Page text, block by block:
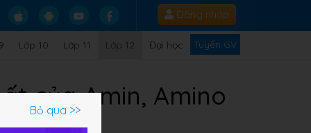
Đăng nhập
Lớp 10 Lớp 11 Lớp 12 Đại học Tuyển GV
của Amin, Amino
Bỏ qua >>